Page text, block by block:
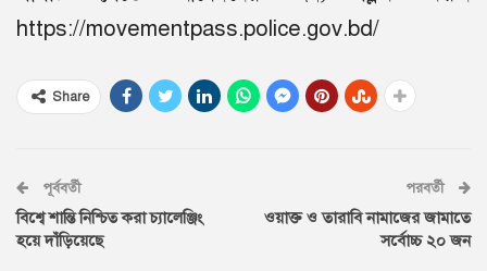
https://movementpass.police.gov.bd/
Share
পূর্ববর্তী
বিশ্বে শান্তি নিশ্চিত করা চ্যালেঞ্জিং
হয়ে দাঁড়িয়েছে
পরবর্তী
ওয়াক্ত ও তারাবি নামাজের জামাতে
সর্বোচ্চ ২০ জন